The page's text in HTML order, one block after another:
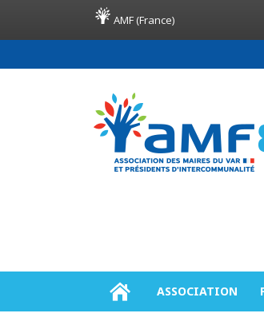
AMF (France)
ASSOCIATION